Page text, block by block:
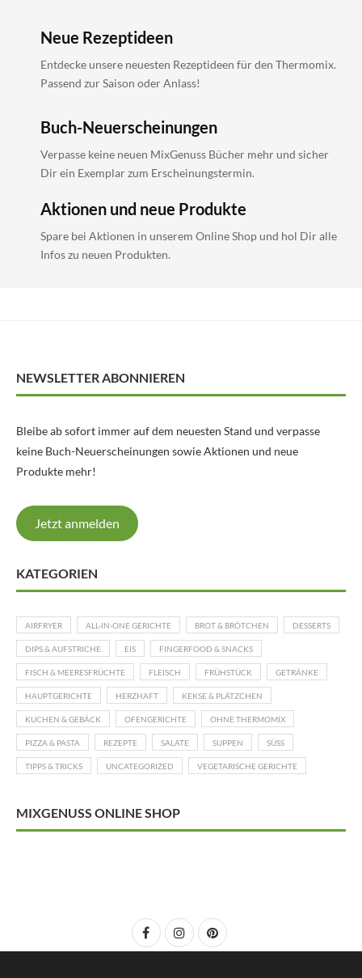
Neue Rezeptideen
Entdecke unsere neuesten Rezeptideen für den Thermomix.
Passend zur Saison oder Anlass!
Buch-Neuerscheinungen
Verpasse keine neuen MixGenuss Bücher mehr und sicher
Dir ein Exemplar zum Erscheinungstermin.
Aktionen und neue Produkte
Spare bei Aktionen in unserem Online Shop und hol Dir alle
Infos zu neuen Produkten.
NEWSLETTER ABONNIEREN
Bleibe ab sofort immer auf dem neuesten Stand und verpasse
keine Buch-Neuerscheinungen sowie Aktionen und neue
Produkte mehr!
Jetzt anmelden
KATEGORIEN
AIRFRYER ALL-IN-ONE GERICHTE BROT & BRÖTCHEN DESSERTS
DIPS & AUFSTRICHE EIS FINGERFOOD & SNACKS
FISCH & MEERESFRÜCHTE FLEISCH FRÜHSTÜCK GETRÄNKE
HAUPTGERICHTE HERZHAFT KEKSE & PLÄTZCHEN
KUCHEN & GEBÄCK OFENGERICHTE OHNE THERMOMIX
PIZZA & PASTA REZEPTE SALATE SUPPEN SÜSS
TIPPS & TRICKS UNCATEGORIZED VEGETARISCHE GERICHTE
MIXGENUSS ONLINE SHOP